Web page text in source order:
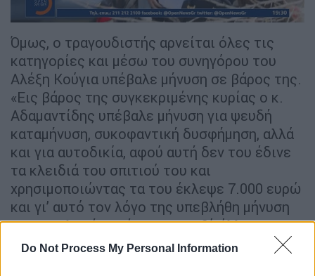
Do Not Process My Personal Information
Όμως, ο τραγουδιστής αρνείται όλες τις
κατηγορίες και μέσω του συνηγόρου του
Αλέξη Κούγια υπέβαλε μήνυση σε βάρος της.
«Εις βάρος της συγκεκριμένης κυρίας ο κ.
Αδαμαντίδης υπέβαλε μήνυση για ψευδή
καταμήνυση, συκοφαντική δυσφήμηση, αλλά
και για αυτοδικία, αφού αυτή δεν του έδινε
τα κλειδιά του σπιτιού του και
χρησιμοποιώντας τα του έκλεψε 7.000 ευρώ
και γι’ αυτό τον λόγο της υπεβλήθη μήνυση
και για κλοπή», ανέφερε μεταξύ άλλων ο
Αλ.Κούγιας.